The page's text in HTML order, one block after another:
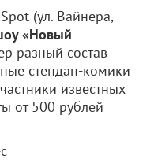
(ул. Вайнера,
«Новый
разный состав
стендап-комики
известных
от 500 рублей